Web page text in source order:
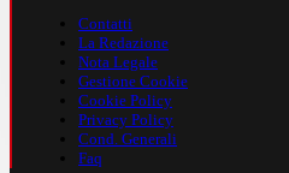
Contatti
La Redazione
Nota Legale
Gestione Cookie
Cookie Policy
Privacy Policy
Cond. Generali
Faq